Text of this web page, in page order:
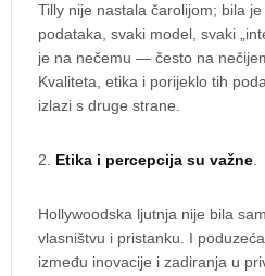
Tilly nije nastala čarolijom; bila
podataka, svaki model, svaki
je na nečemu — često na
Kvaliteta, etika i porijeklo tih
izlazi s druge strane.
2. Etika i percepcija su važne
Hollywoodska ljutnja nije bila
vlasništvu i pristanku. I
između inovacije i zadiranja u